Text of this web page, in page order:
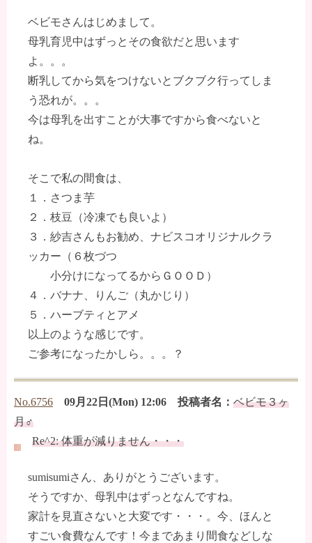
ベビモさんはじめまして。
母乳育児中はずっとその食欲だと思います
よ。。。
断乳してから気をつけないとブクブク行ってしま
う恐れが。。。
今は母乳を出すことが大事ですから食べないと
ね。
そこで私の間食は、
１．さつま芋
２．枝豆（冷凍でも良いよ）
３．紗吉さんもお勧め、ナビスコオリジナルクラ
ッカー（６枚づつ
小分けになってるからＧＯＯＤ）
４．バナナ、りんご（丸かじり）
５．ハーブティとアメ
以上のような感じです。
ご参考になったかしら。。。？
No.6756 09月22日(Mon) 12:06 投稿者名： ベビモ３ヶ
月♂
Re^2: 体重が減りません・・・
sumisumiさん、ありがとうございます。
そうですか、母乳中はずっとなんですね。
家計を見直さないと大変です・・・。今、ほんと
すごい食費なんです！今まであまり間食などしな